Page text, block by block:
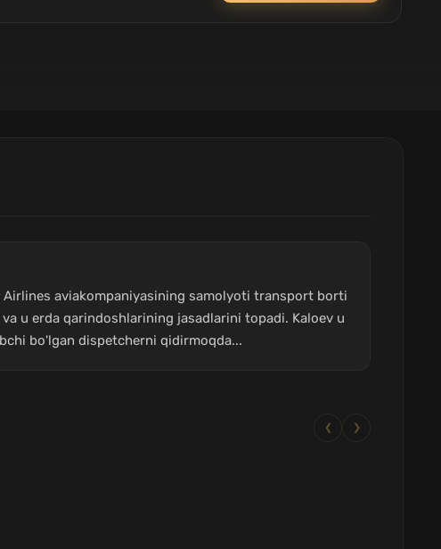
aviakompaniyasining samolyoti transport borti
u erda qarindoshlarining jasadlarini topadi. Kaloev u
bo'lgan dispetcherni qidirmoqda...
❮ ❯